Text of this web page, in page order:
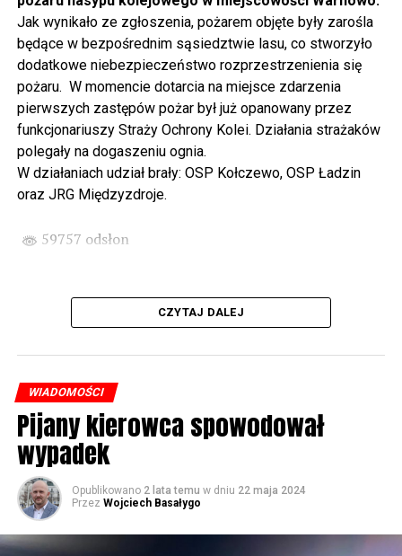
odbywając podróż w czasie za sprawą Centrum Słowian i
Wikingów lub zwiedzając miasto z przewodnikiem (start
spod biblioteki). O godzinie 19.00 w kolegiacie
wysłuchamy organowego koncertu w wykonaniu
państwa Witkowskich.
Wyjątkowym wydarzeniem będzie koncert w wykonaniu
Kawuś Music Project, podczas którego wysłuchamy
polskich przebojów w jazzowej aranżacji (godz. 20.00
przed biblioteką). Podczas koncertu zaplanowaliśmy dla
Projektów Interreg VI A – Kultura i zrównoważona
turystyka.
(Niemcy), Biblioteka Publiczna Gminy Wolin, Parafia
Rzymskokatolicka w Wolinie
59758 odsłon
Jak wynikało ze zgłoszenia, pożarem objęte były zarośla
będące w bezpośrednim sąsiedztwie lasu, co stworzyło
dodatkowe niebezpieczeństwo rozprzestrzenienia się
pożaru. W momencie dotarcia na miejsce zdarzenia
pierwszych zastępów pożar był już opanowany przez
funkcjonariuszy Straży Ochrony Kolei. Działania strażaków
polegały na dogaszeniu ognia.
W działaniach udział brały: OSP Kołczewo, OSP Ładzin
oraz JRG Międzyzdroje.
59757 odsłon
CZYTAJ DALEJ
WIADOMOŚCI
Pijany kierowca spowodował
wypadek
Opublikowano 2 lata temu w dniu 22 maja 2024
Przez Wojciech Basałygo